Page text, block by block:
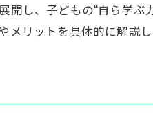
し、子どもの“自ら学
リットを具体的に解説